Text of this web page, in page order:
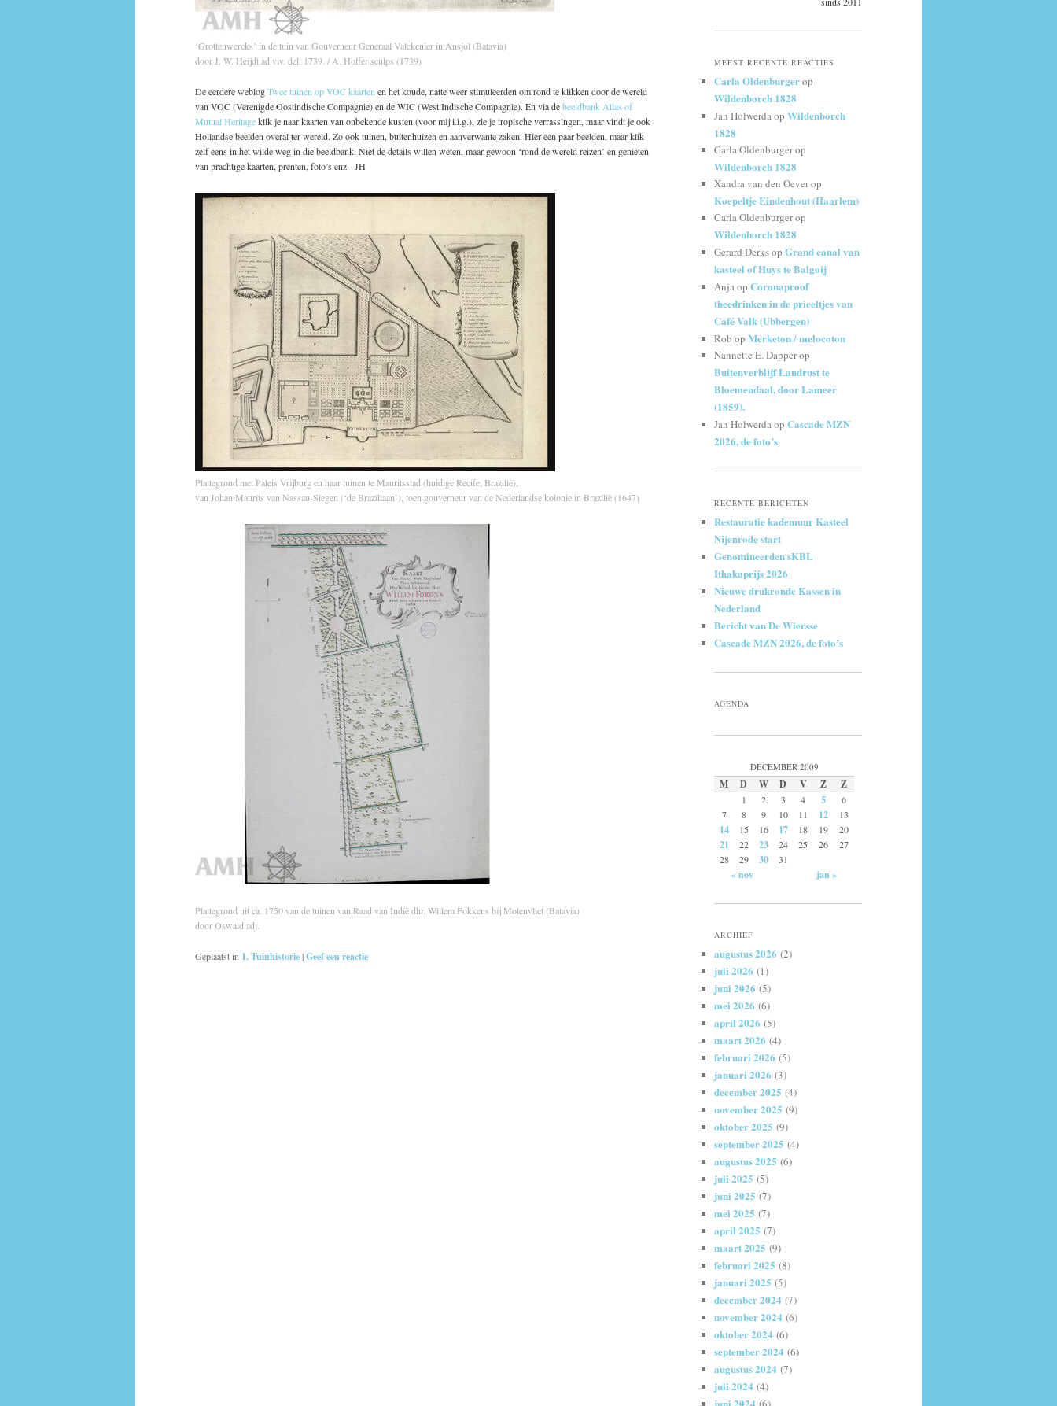
‘Grottenwercks’ in de tuin van Gouverneur Generaal Valckenier in Ansjol (Batavia)
door J. W. Heijdt ad viv. del. 1739. / A. Hoffer sculps (1739)
De eerdere weblogTwee tuinen op VOC kaarten en het koude, natte weer stimuleerden om rond te klikken door de wereld
van VOC (Verenigde Oostindische Compagnie) en de WIC (West Indische Compagnie). En via debeeldbank Atlas of
Mutual Heritageklik je naar kaarten van onbekende kusten (voor mij i.i.g.), zie je tropische verrassingen, maar vindt je ook
Hollandse beelden overal ter wereld. Zo ook tuinen, buitenhuizen en aanverwante zaken. Hier een paar beelden, maar klik
zelf eens in het wilde weg in die beeldbank. Niet de details willen weten, maar gewoon ‘rond de wereld reizen’ en genieten
van prachtige kaarten, prenten, foto’s enz. JH
Plattegrond met Paleis Vrijburg en haar tuinen te Mauritsstad (huidige Recife, Brazilië),
van Johan Maurits van Nassau-Siegen (‘de Braziliaan’), toen gouverneur van de Nederlandse kolonie in Brazilië (1647)
Plattegrond uit ca. 1750 van de tuinen van Raad van Indië dhr. Willem Fokkens bij Molenvliet (Batavia)
door Oswald adj.
Geplaatst in 1. Tuinhistorie|Geef een reactie
MEEST RECENTE REACTIES
Carla Oldenburgerop
Wildenborch 1828
Jan Holwerdaop Wildenborch
1828
Carla Oldenburgerop
Wildenborch 1828
Xandra van den Oeverop
Koepeltje Eindenhout (Haarlem)
Carla Oldenburgerop
Wildenborch 1828
Gerard Derksop Grand canal van
kasteel of Huys te Balgoij
Anjaop Coronaproof
theedrinken in de prieeltjes van
Café Valk (Ubbergen)
Rob op Merketon / melocoton
Nannette E. Dapperop
Buitenverblijf Landrust te
Bloemendaal, door Lameer
(1859).
Jan Holwerdaop Cascade MZN
2026, de foto’s
RECENTE BERICHTEN
Restauratie kademuur Kasteel
Nijenrode start
Genomineerden sKBL
Ithakaprijs 2026
Nieuwe drukronde Kassen in
Nederland
Bericht van De Wiersse
Cascade MZN 2026, de foto’s
AGENDA
DECEMBER 2009
M D W D V Z Z
1 2 3 4 5
6
7
8 9 10 11 12 13
14 15 16 17 18 19 20
21 22 23 24 25 26
27
28
29 30 31
« nov jan »
ARCHIEF
augustus 2026 (2)
juli 2026 (1)
juni 2026 (5)
mei 2026 (6)
april 2026 (5)
maart 2026 (4)
februari 2026 (5)
januari 2026 (3)
december 2025 (4)
november 2025 (9)
oktober 2025 (9)
september 2025 (4)
augustus 2025 (6)
juli 2025 (5)
juni 2025 (7)
mei 2025 (7)
april 2025 (7)
maart 2025 (9)
februari 2025 (8)
januari 2025 (5)
december 2024 (7)
november 2024 (6)
oktober 2024 (6)
september 2024 (6)
augustus 2024 (7)
juli 2024 (4)